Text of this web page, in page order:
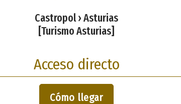
Castropol › Asturias
[Turismo Asturias]
Acceso directo
Cómo llegar